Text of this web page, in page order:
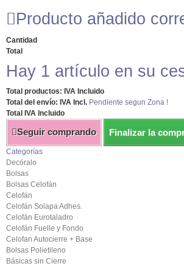
Producto añadido
Cantidad
Total
Hay 1 artículo en su
Total productos: IVA Incluido
Total del envío: IVA Incl. Pendiente segun Zona !
Total IVA Incluido
Seguir comprando Finalizar la
Categorías
Decóralo
Bolsas
Bolsas Celofán
Celofán
Celofán Solapa Adhes.
Celofán Eurotaladro
Celofán Fuelle y Fondo
Celofan Autocierre + Base
Bolsas Polietileno
Básicas sin Cierre